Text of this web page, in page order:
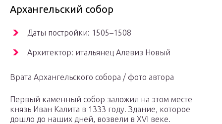
Архангельский собор
Даты постройки: 1505–1508
Архитектор: итальянец Алевиз Новый
Врата Архангельского собора / фото автора
Первый каменный собор заложил на этом месте
князь Иван Калита в 1333 году. Здание, которое
дошло до наших дней, возвели в XVI веке.